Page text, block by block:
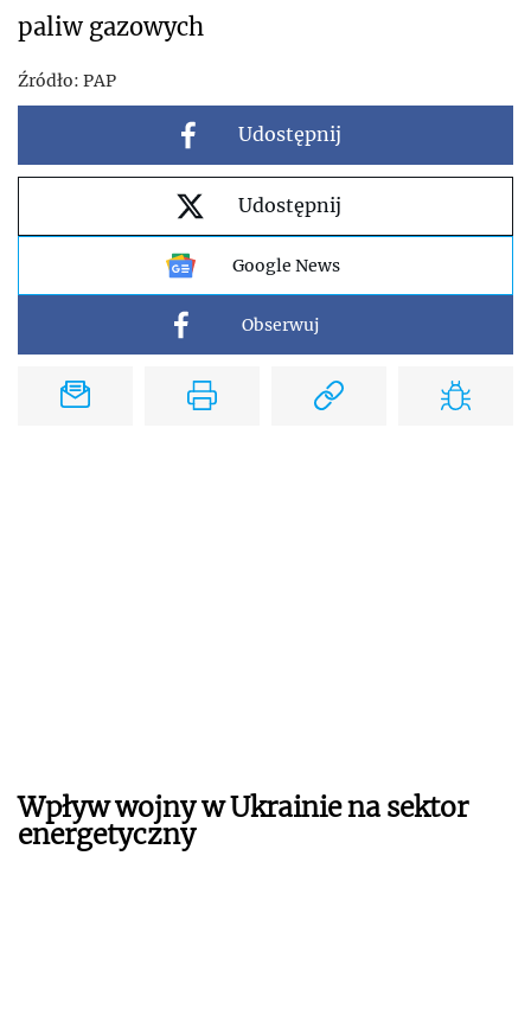
paliw gazowych
Źródło: PAP
Udostępnij
Udostępnij
Google News
Obserwuj
Wpływ wojny w Ukrainie na sektor
energetyczny